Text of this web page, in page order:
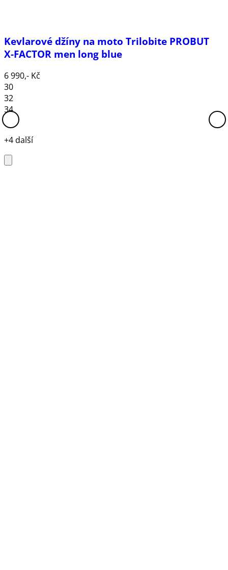
Kevlarové džíny na moto Trilobite PROBUT
X-FACTOR men long blue
6 990,- Kč
30
32
34
+4 další